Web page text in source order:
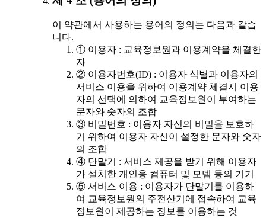
이 약관에서 사용하는 용어의 정의는 다음과 같습
니다.
① 이용자 : 교육정보원과 이용계약을 체결한
자
② 이용자번호(ID) : 이용자 식별과 이용자의
서비스 이용을 위하여 이용계약 체결시 이용
자의 선택에 의하여 교육정보원이 부여하는
문자와 숫자의 조합
③ 비밀번호 : 이용자 자신의 비밀을 보호하
기 위하여 이용자 자신이 설정한 문자와 숫자
의 조합
④ 단말기 : 서비스 제공을 받기 위해 이용자
가 설치한 개인용 컴퓨터 및 모뎀 등의 기기
⑤ 서비스 이용 : 이용자가 단말기를 이용하
여 교육정보원의 주전산기에 접속하여 교육
정보원이 제공하는 정보를 이용하는 것